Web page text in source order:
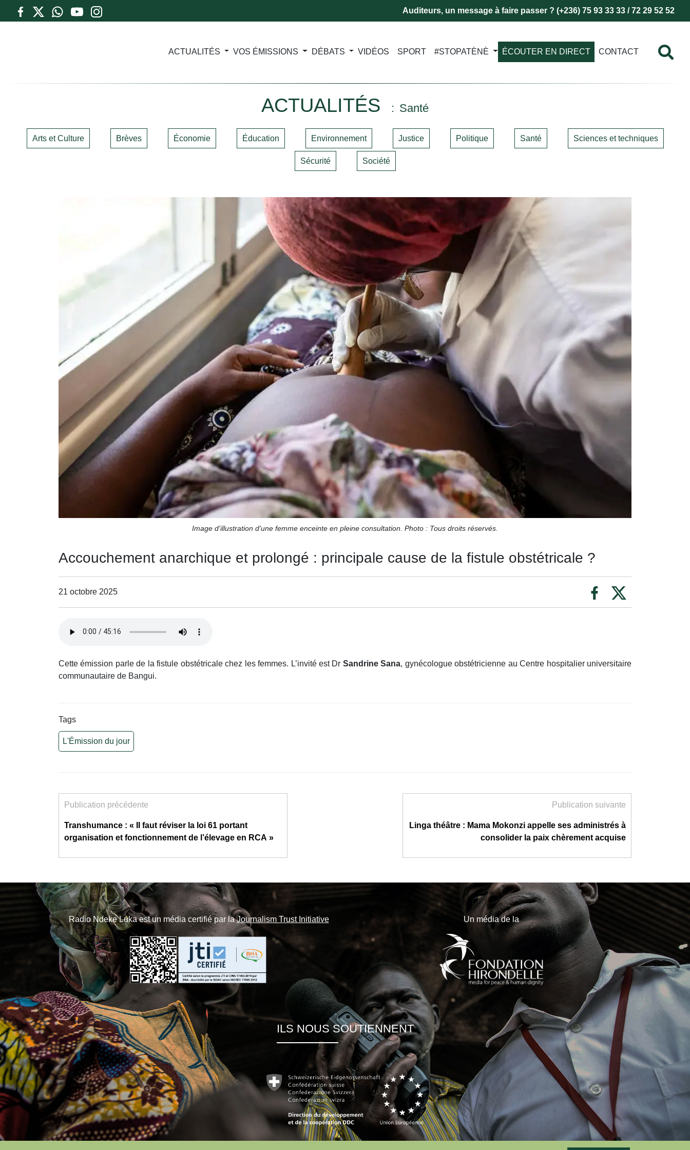
Auditeurs, un message à faire passer ? (+236) 75 93 33 33 / 72 29 52 52
ACTUALITÉS VOS ÉMISSIONS DÉBATS VIDÉOS SPORT #STOPATÈNÈ ÉCOUTER EN DIRECT CONTACT
ACTUALITÉS Santé
Arts et Culture Brèves Économie Éducation Environnement Justice Politique Santé Sciences et techniques
Sécurité Société
Image d'illustration d'une femme enceinte en pleine consultation. Photo : Tous droits réservés.
Accouchement anarchique et prolongé : principale cause de la fistule obstétricale ?
21 octobre 2025
Cette émission parle de la fistule obstétricale chez les femmes. L’invité est Dr Sandrine Sana, gynécologue obstétricienne au Centre hospitalier universitaire
communautaire de Bangui.
Tags
L'Émission du jour
Publication précédente
Transhumance : « Il faut réviser la loi 61 portant
organisation et fonctionnement de l’élevage en RCA »
Publication suivante
Linga théâtre : Mama Mokonzi appelle ses administrés à
consolider la paix chèrement acquise
Radio Ndeke Luka est un média certifié par laJournalism Trust Initiative Un média de la
ILS NOUS SOUTIENNENT